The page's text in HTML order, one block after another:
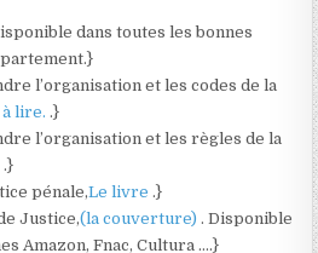
dans toutes les bonnes
l’organisation et les codes de la
lire. .}
l’organisation et les règles de la
.}
pénale,Le livre .}
Justice,(la couverture) . Disponible
Amazon, Fnac, Cultura ….}